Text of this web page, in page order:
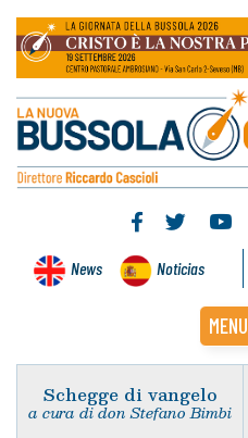
News Noticias
MENU
Schegge di vangelo
a cura di don Stefano Bimbi